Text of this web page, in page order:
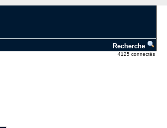
Recherche
4125 connectés